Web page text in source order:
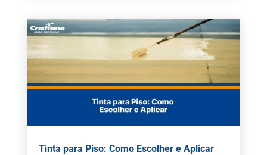
Tinta para Piso: Como Escolher e Aplicar